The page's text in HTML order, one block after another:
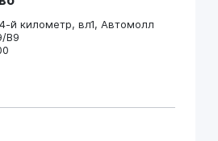
й километр, вл1, Автомолл
В9